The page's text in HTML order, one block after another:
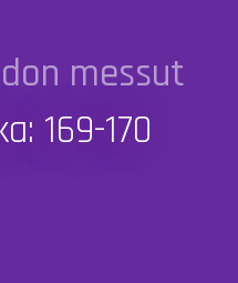
messut
169-170